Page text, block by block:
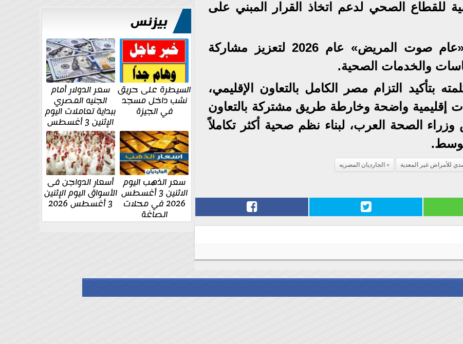
للقطاع الصحي لدعم اتخاذ القرار المبني على
كما أعلن الوزير إطلاق مبادرة «عام صوت المريض» عام 2026 لتعزيز مشاركة
والخدمات الصحية.
بتأكيد التزام مصر الكامل بالتعاون الإقليمي،
إقليمية واضحة وخارطة طريق مشتركة بالتعاون
الصحة العرب، لبناء نظم صحية أكثر تكاملاً
للأمراض غير المعدية الجارديان المصريه
بيزنس
السيطرة على حريق
نشب داخل مسجد
في الجيزة
سعر الدولار أمام
الجنيه المصري
ببداية تعاملات اليوم
الإثنين 3 أغسطس
سعر الذهب اليوم
الاثنين 3 أغسطس
2026 في محلات
الصاغة
أسعار الدواجن فى
الأسواق اليوم الإثنين
3 أغسطس 2026